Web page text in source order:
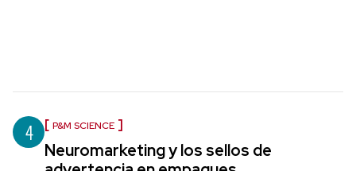
4 P&M SCIENCE
Neuromarketing y los sellos de